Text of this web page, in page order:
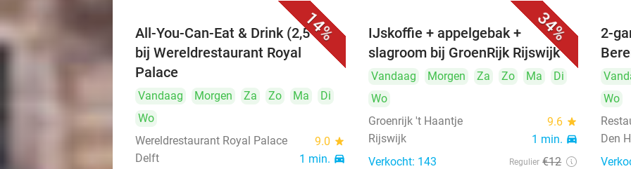
14%
All-You-Can-Eat & Drink (2,5 uur)
bij Wereldrestaurant Royal
Palace
Vandaag Morgen Za Zo Ma
Di
Wo
Wereldrestaurant Royal Palace
9.0 star
Delft 1 min. directions_car
34%
IJskoffie + appelgebak +
slagroom bij GroenRijk Rijswijk
Vandaag Morgen Za Zo Ma
Di
Wo
Groenrijk 't Haantje
9.6 star
Rijswijk 1 min. directions_car
Verkocht: 143 Regulier €12
2-
Wo
Den